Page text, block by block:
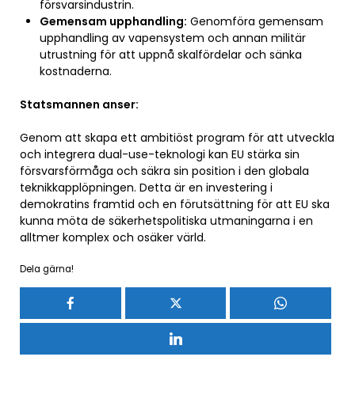
försvarsindustrin.
Gemensam upphandling: Genomföra gemensam
upphandling av vapensystem och annan militär
utrustning för att uppnå skalfördelar och sänka
kostnaderna.
Statsmannen anser:
Genom att skapa ett ambitiöst program för att utveckla
och integrera dual-use-teknologi kan EU stärka sin
försvarsförmåga och säkra sin position i den globala
teknikkapplöpningen. Detta är en investering i
demokratins framtid och en förutsättning för att EU ska
kunna möta de säkerhetspolitiska utmaningarna i en
alltmer komplex och osäker värld.
Dela gärna!